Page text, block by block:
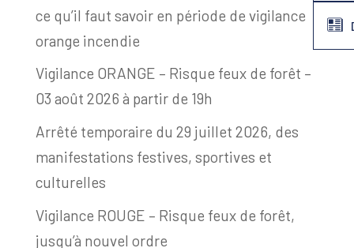
ce qu’il faut savoir en période de vigilance
orange incendie
Vigilance ORANGE – Risque feux de forêt –
03 août 2026 à partir de 19h
Arrêté temporaire du 29 juillet 2026, des
manifestations festives, sportives et
culturelles
Vigilance ROUGE – Risque feux de forêt,
jusqu’à nouvel ordre